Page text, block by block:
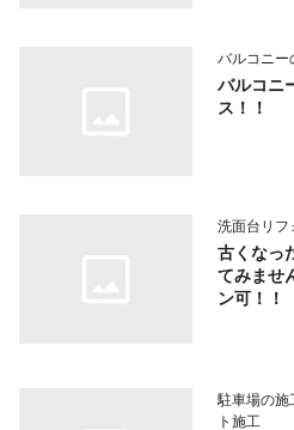
バルコニー
バルコニ
ス！！
洗面台リフ
古くなっ
てみませ
ン可！！
駐車場の施
ト施工